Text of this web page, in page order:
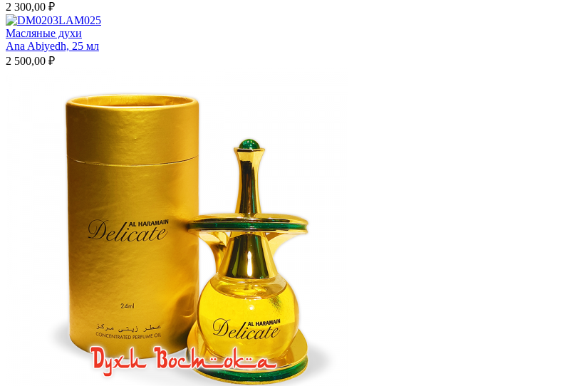
2 300,00 ₽
Масляные духи
Ana Abiyedh, 25 мл
2 500,00 ₽